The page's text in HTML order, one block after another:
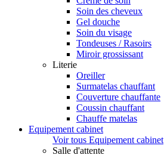
Soin des cheveux
Gel douche
Soin du visage
Tondeuses / Rasoirs
Miroir grossissant
Literie
Oreiller
Surmatelas chauffant
Couverture chauffante
Coussin chauffant
Chauffe matelas
Equipement cabinet
Voir tous Equipement cabinet
Salle d'attente